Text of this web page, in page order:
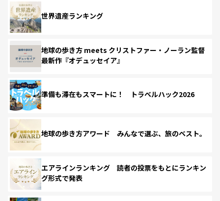
世界遺産ランキング
地球の歩き方 meets クリストファー・ノーラン監督
最新作『オデュッセイア』
準備も滞在もスマートに！ トラベルハック2026
地球の歩き方アワード みんなで選ぶ、旅のベスト。
エアラインランキング 読者の投票をもとにランキン
グ形式で発表